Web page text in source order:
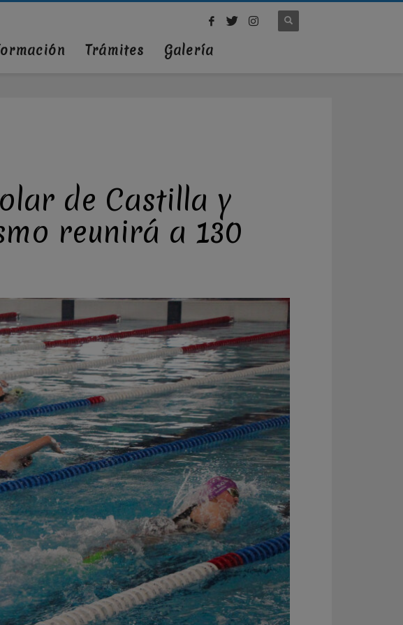
Trámites
Galería
de Castilla y
reunirá a 130